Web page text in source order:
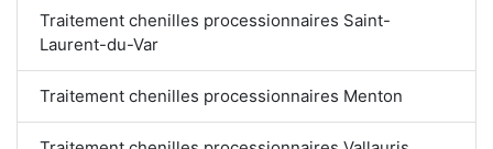
Traitement chenilles processionnaires Saint-
Laurent-du-Var
Traitement chenilles processionnaires Menton